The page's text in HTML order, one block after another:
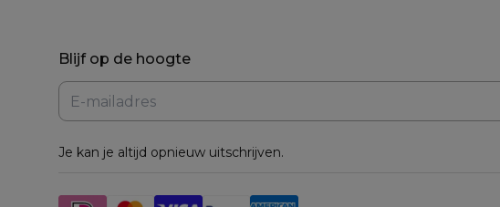
Blijf op de hoogte
Je kan je altijd opnieuw uitschrijven.